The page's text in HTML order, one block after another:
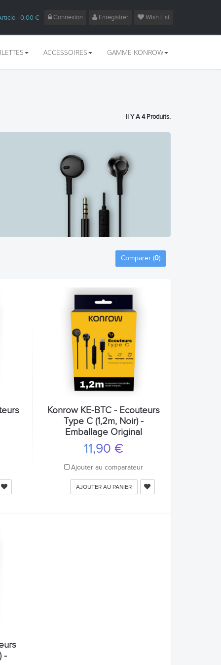
Connexion Enregistrer Wish List
- 0,00 €
ACCESSOIRES GAMME KONROW
Il Y A 4 Produits.
Comparer (0)
Konrow KE-BTC - Ecouteurs
Type C (1,2m, Noir) -
Emballage Original
11,90 €
Ajouter au comparateur
AJOUTER AU PANIER
-